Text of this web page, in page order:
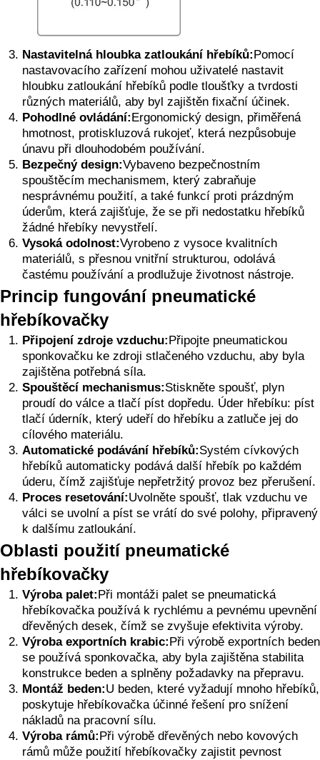
Nastavitelná hloubka zatloukání hřebíků:Pomocí
nastavovacího zařízení mohou uživatelé nastavit
hloubku zatloukání hřebíků podle tloušťky a tvrdosti
různých materiálů, aby byl zajištěn fixační účinek.
Pohodlné ovládání:Ergonomický design, přiměřená
hmotnost, protiskluzová rukojeť, která nezpůsobuje
únavu při dlouhodobém používání.
Bezpečný design:Vybaveno bezpečnostním
spouštěcím mechanismem, který zabraňuje
nesprávnému použití, a také funkcí proti prázdným
úderům, která zajišťuje, že se při nedostatku hřebíků
žádné hřebíky nevystřelí.
Vysoká odolnost:Vyrobeno z vysoce kvalitních
materiálů, s přesnou vnitřní strukturou, odolává
častému používání a prodlužuje životnost nástroje.
Princip fungování pneumatické
hřebíkovačky
Připojení zdroje vzduchu:Připojte pneumatickou
sponkovačku ke zdroji stlačeného vzduchu, aby byla
zajištěna potřebná síla.
Spouštěcí mechanismus:Stiskněte spoušť, plyn
proudí do válce a tlačí píst dopředu. Úder hřebíku: píst
tlačí úderník, který udeří do hřebíku a zatluče jej do
cílového materiálu.
Automatické podávání hřebíků:Systém cívkových
hřebíků automaticky podává další hřebík po každém
úderu, čímž zajišťuje nepřetržitý provoz bez přerušení.
Proces resetování:Uvolněte spoušť, tlak vzduchu ve
válci se uvolní a píst se vrátí do své polohy, připravený
k dalšímu zatloukání.
Oblasti použití pneumatické
hřebíkovačky
Výroba palet:Při montáži palet se pneumatická
hřebíkovačka používá k rychlému a pevnému upevnění
dřevěných desek, čímž se zvyšuje efektivita výroby.
Výroba exportních krabic:Při výrobě exportních beden
se používá sponkovačka, aby byla zajištěna stabilita
konstrukce beden a splněny požadavky na přepravu.
Montáž beden:U beden, které vyžadují mnoho hřebíků,
poskytuje hřebíkovačka účinné řešení pro snížení
nákladů na pracovní sílu.
Výroba rámů:Při výrobě dřevěných nebo kovových
rámů může použití hřebíkovačky zajistit pevnost